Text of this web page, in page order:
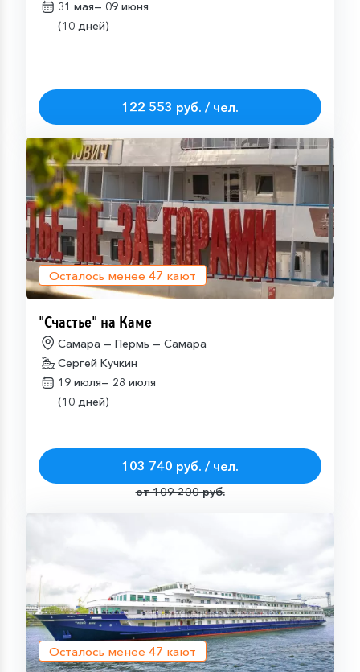
31 мая— 09 июня
(10 дней)
122 553 руб. / чел.
Осталось менее 47 кают
"Счастье" на Каме
Самара — Пермь — Самара
Сергей Кучкин
19 июля— 28 июля
(10 дней)
103 740 руб. / чел.
от 109 200 руб.
Осталось менее 47 кают